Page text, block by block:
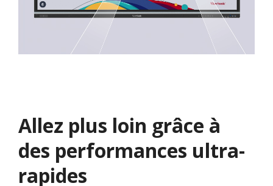
Allez plus loin grâce à
des performances ultra-
rapides